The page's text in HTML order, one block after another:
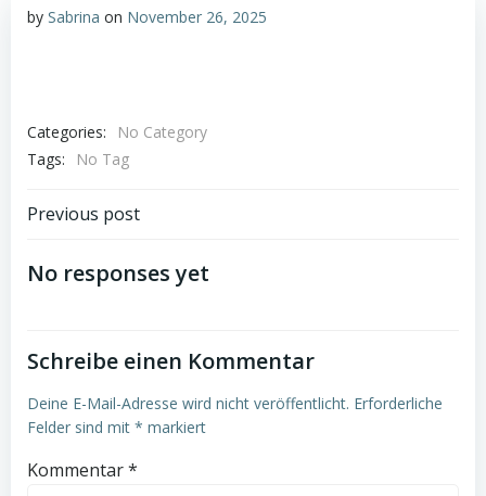
by Sabrina on November 26, 2025
Categories:
No Category
Tags:
No Tag
Post
navigation
Previous post
No responses yet
Schreibe einen Kommentar
Deine E-Mail-Adresse wird nicht veröffentlicht. Erforderliche
Felder sind mit * markiert
Kommentar*